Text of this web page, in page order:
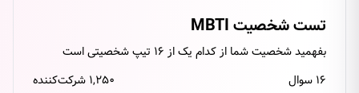
تست شخصیت MBTI
بفهمید شخصیت شما از کدام یک از ۱۶ تیپ شخصیتی است
۱۶ سوال
۱,۲۵۰ شرکت‌کننده